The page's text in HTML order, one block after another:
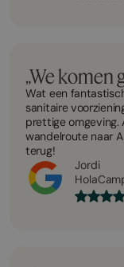
„We komen
Wat een
sanitaire
prettige omgeving.
wandelroute naar
terug!
Jordi